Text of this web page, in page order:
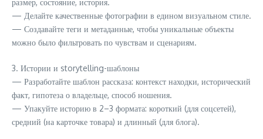
размер, состояние, история.
— Делайте качественные фотографии в едином визуальном стиле.
— Создавайте теги и метаданные, чтобы уникальные объекты
можно было фильтровать по чувствам и сценариям.
3. Истории и storytelling-шаблоны
— Разработайте шаблон рассказа: контекст находки, исторический
факт, гипотеза о владельце, способ ношения.
— Упакуйте историю в 2–3 формата: короткий (для соцсетей),
средний (на карточке товара) и длинный (для блога).